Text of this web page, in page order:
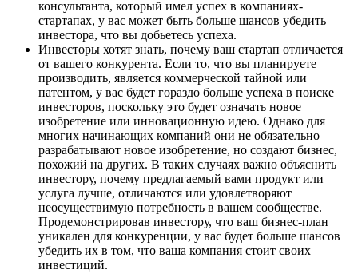
консультанта, который имел успех в компаниях-
стартапах, у вас может быть больше шансов убедить
инвестора, что вы добьетесь успеха.
Инвесторы хотят знать, почему ваш стартап отличается
от вашего конкурента. Если то, что вы планируете
производить, является коммерческой тайной или
патентом, у вас будет гораздо больше успеха в поиске
инвесторов, поскольку это будет означать новое
изобретение или инновационную идею. Однако для
многих начинающих компаний они не обязательно
разрабатывают новое изобретение, но создают бизнес,
похожий на других. В таких случаях важно объяснить
инвестору, почему предлагаемый вами продукт или
услуга лучше, отличаются или удовлетворяют
неосуществимую потребность в вашем сообществе.
Продемонстрировав инвестору, что ваш бизнес-план
уникален для конкуренции, у вас будет больше шансов
убедить их в том, что ваша компания стоит своих
инвестиций.